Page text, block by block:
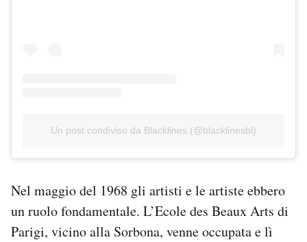
Un post condiviso da Blacklines (@blacklinesbl)
Nel maggio del 1968 gli artisti e le artiste ebbero
un ruolo fondamentale. L’Ecole des Beaux Arts di
Parigi, vicino alla Sorbona, venne occupata e lì